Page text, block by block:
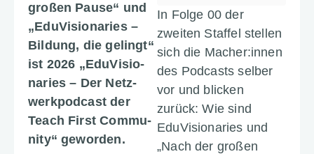
großen Pause“ und
„EduVi­sio­na­ries –
Bildung, die gelingt“
ist 2026 „EduVi­sio­
na­ries – Der Netz­
werk­pod­cast der
Teach First Commu­
nity“ geworden.
In Folge 00 der
zweiten Staffel stellen
sich die Macher:innen
des Podcasts selber
vor und blicken
zurück: Wie sind
EduVi­sio­na­ries und
„Nach der großen